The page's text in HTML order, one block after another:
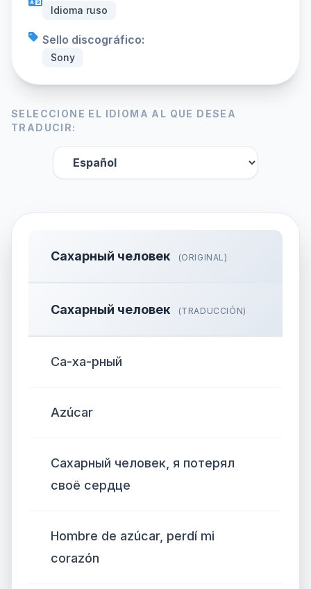
Idioma ruso
Sello discográfico:
Sony
SELECCIONE EL IDIOMA AL QUE DESEA
TRADUCIR:
Сахарный человек (ORIGINAL)
Сахарный человек (TRADUCCIÓN)
Са-ха-рный
Azúcar
Сахарный человек, я потерял
своё сердце
Hombre de azúcar, perdí mi
corazón